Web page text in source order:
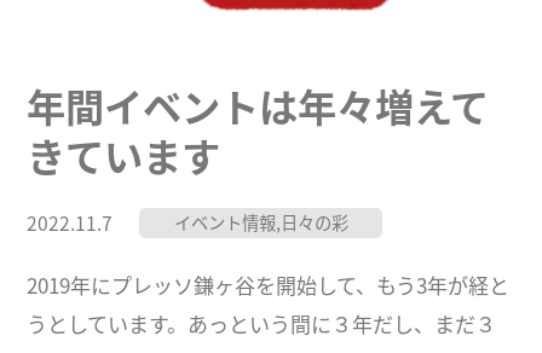
年間イベントは年々増えて
きています
2022.11.7 イベント情報,日々の彩
2019年にプレッソ鎌ヶ谷を開始して、もう3年が経と
うとしています。あっという間に３年だし、まだ３